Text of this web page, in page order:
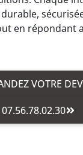
en répondant
VOTRE
07.56.78.02.30